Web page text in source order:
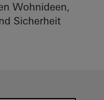
Wohnideen,
Sicherheit